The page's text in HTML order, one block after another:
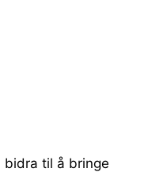
bidra til å bringe